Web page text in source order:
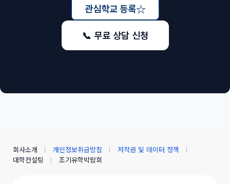
관심학교 등록☆
📞 무료 상담 신청
회사소개 개인정보취급방침
저작권 및 데이터 정책
대학컨설팅
조기유학박람회